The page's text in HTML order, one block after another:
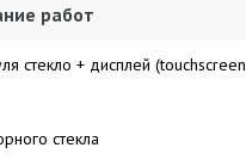
работ
стекло + дисплей (touchscreen
стекла